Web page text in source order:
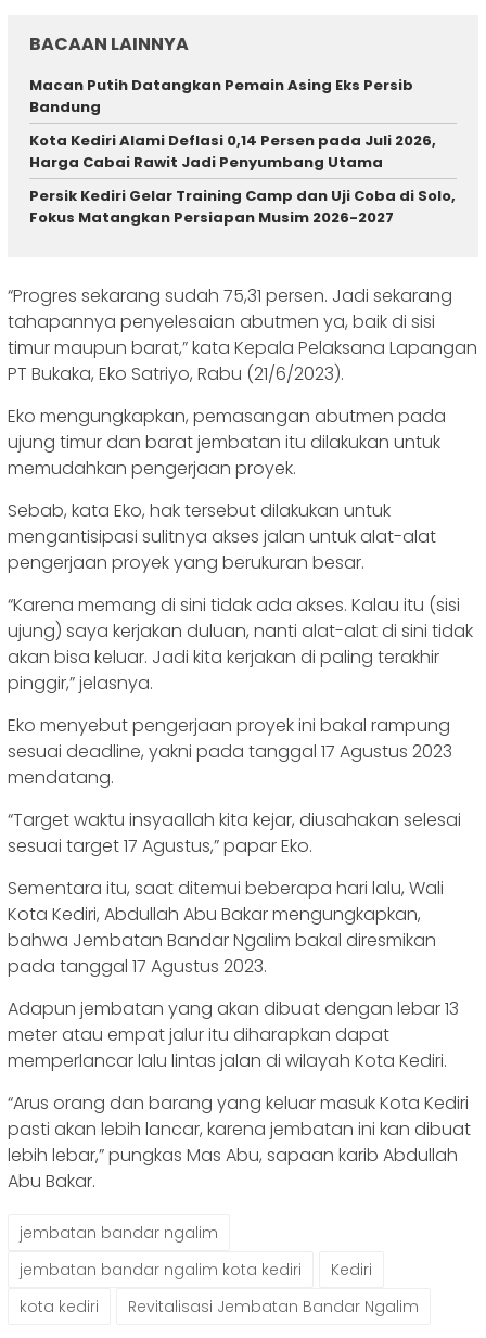
BACAAN LAINNYA
Macan Putih Datangkan Pemain Asing Eks Persib
Bandung
Kota Kediri Alami Deflasi 0,14 Persen pada Juli 2026,
Harga Cabai Rawit Jadi Penyumbang Utama
Persik Kediri Gelar Training Camp dan Uji Coba di Solo,
Fokus Matangkan Persiapan Musim 2026-2027
“Progres sekarang sudah 75,31 persen. Jadi sekarang
tahapannya penyelesaian abutmen ya, baik di sisi
timur maupun barat,” kata Kepala Pelaksana Lapangan
PT Bukaka, Eko Satriyo, Rabu (21/6/2023).
Eko mengungkapkan, pemasangan abutmen pada
ujung timur dan barat jembatan itu dilakukan untuk
memudahkan pengerjaan proyek.
Sebab, kata Eko, hak tersebut dilakukan untuk
mengantisipasi sulitnya akses jalan untuk alat-alat
pengerjaan proyek yang berukuran besar.
“Karena memang di sini tidak ada akses. Kalau itu (sisi
ujung) saya kerjakan duluan, nanti alat-alat di sini tidak
akan bisa keluar. Jadi kita kerjakan di paling terakhir
pinggir,” jelasnya.
Eko menyebut pengerjaan proyek ini bakal rampung
sesuai deadline, yakni pada tanggal 17 Agustus 2023
mendatang.
“Target waktu insyaallah kita kejar, diusahakan selesai
sesuai target 17 Agustus,” papar Eko.
Sementara itu, saat ditemui beberapa hari lalu, Wali
Kota Kediri, Abdullah Abu Bakar mengungkapkan,
bahwa Jembatan Bandar Ngalim bakal diresmikan
pada tanggal 17 Agustus 2023.
Adapun jembatan yang akan dibuat dengan lebar 13
meter atau empat jalur itu diharapkan dapat
memperlancar lalu lintas jalan di wilayah Kota Kediri.
“Arus orang dan barang yang keluar masuk Kota Kediri
pasti akan lebih lancar, karena jembatan ini kan dibuat
lebih lebar,” pungkas Mas Abu, sapaan karib Abdullah
Abu Bakar.
jembatan bandar ngalim
jembatan bandar ngalim kota kediri
Kediri
kota kediri
Revitalisasi Jembatan Bandar Ngalim